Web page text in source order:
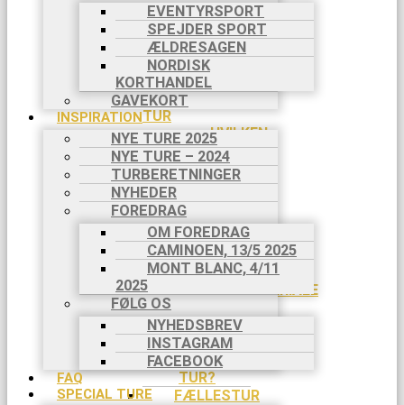
EVENTYRSPORT
SPEJDER SPORT
ÆLDRESAGEN
NORDISK
KORTHANDEL
GAVEKORT
INSPIRATION
NYE TURE 2025
NYE TURE – 2024
TURBERETNINGER
NYHEDER
FOREDRAG
OM FOREDRAG
CAMINOEN, 13/5 2025
MONT BLANC, 4/11
2025
FØLG OS
NYHEDSBREV
INSTAGRAM
FACEBOOK
FAQ
SPECIAL TURE
MED ÆSEL
VANDRING
I DANMARK
SVÆRHEDSGRADER
DIN BOOKING
INDIVIDUEL
TUR
HVILKEN
TUR?
DIN
REJSE TIL
TURSTART
BETALING
I 2
RATER
DIT
AFREJSEMATERIALE
NØDNUMMER
HVORDAN
VAR DIN
TUR?
FÆLLESTUR